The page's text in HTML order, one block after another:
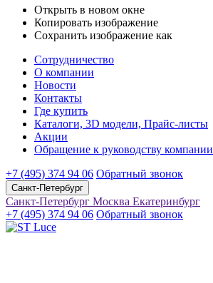
Открыть в новом окне
Копировать изображение
Сохранить изображение как
Сотрудничество
О компании
Новости
Контакты
Где купить
Каталоги, 3D модели, Прайс-листы
Акции
Обращение к руководству компании
+7 (495) 374 94 06 Обратный звонок
Санкт-Петербург
Санкт-Петербург Москва Екатеринбург
+7 (495) 374 94 06 Обратный звонок